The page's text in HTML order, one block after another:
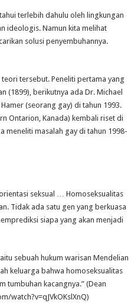
terlebih dahulu oleh lingkungan
ideologis. Namun kita melihat
solusi penyembuhannya.
tersebut. Peneliti pertama yang
(1899), berikutnya ada Dr. Michael
(seorang gay) di tahun 1993.
Ontarion, Kanada) kembali riset di
meneliti masalah gay di tahun 1998-
seksual … Homoseksualitas
Tidak ada satu gen yang berkuasa
siapa yang akan menjadi
sebuah hukum warisan Mendelian
keluarga bahwa homoseksualitas
tumbuhan kacangnya.” (Dean
watch?v=qJVkOKslXnQ)